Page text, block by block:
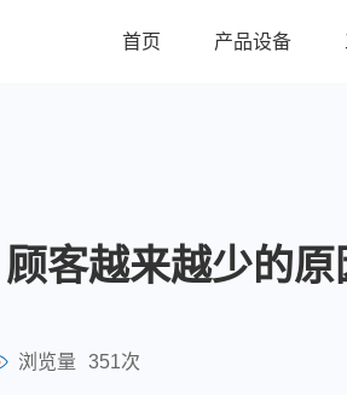
首页 产品设备
客越来越少的
浏览量 351次